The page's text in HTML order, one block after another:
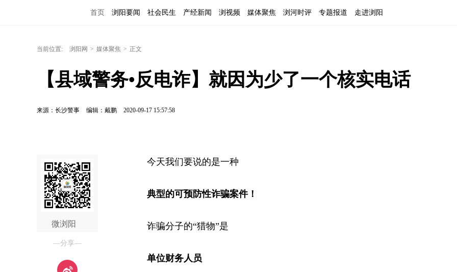
首页 浏阳要闻 社会民生 产经新闻 浏视频 媒体聚焦 浏河时评 专题报道 走进浏阳
当前位置: 浏阳网 > 媒体聚焦 > 正文
【县域警务•反电诈】就因为少了一个核实电话
来源：长沙警事 编辑：戴鹏 2020-09-17 15:57:58
微浏阳
—分享—
今天我们要说的是一种
典型的可预防性诈骗案件！
诈骗分子的“猎物”是
单位财务人员